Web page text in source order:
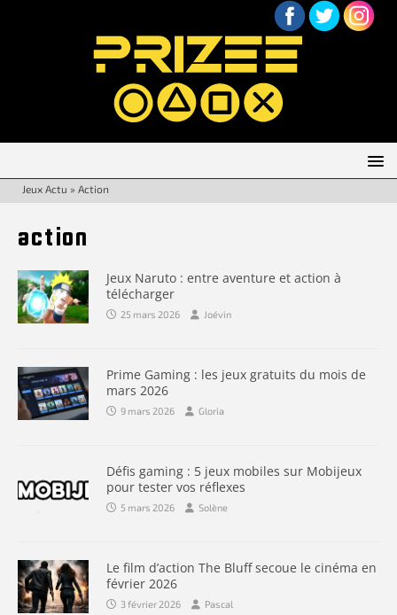
Jeux Actu » Action
action
Jeux Naruto : entre aventure et action à
télécharger
25 mars 2026 Joévin
Prime Gaming : les jeux gratuits du mois de
mars 2026
9 mars 2026 Gloria
Défis gaming : 5 jeux mobiles sur Mobijeux
pour tester vos réflexes
5 mars 2026 Solène
Le film d’action The Bluff secoue le cinéma en
février 2026
3 février 2026 Pascal